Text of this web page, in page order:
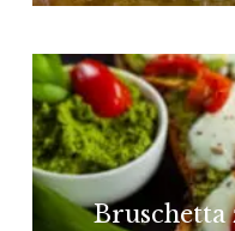
Bruschetta